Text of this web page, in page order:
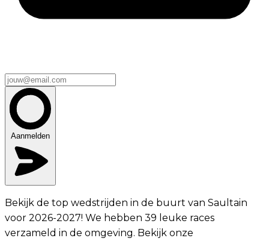
Aanmelden
Bekijk de top wedstrijden in de buurt van Saultain
voor 2026-2027! We hebben 39 leuke races
verzameld in de omgeving. Bekijk onze